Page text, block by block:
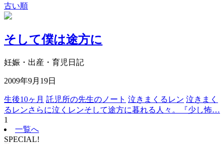
古い順
そして僕は途方に
妊娠・出産・育児日記
2009年9月19日
生後10ヶ月 託児所の先生のノート 泣きまくるレン 泣きまく
るレンさらに泣くレンそして途方に暮れる人々。『少し怖…
1
一覧へ
SPECIAL!